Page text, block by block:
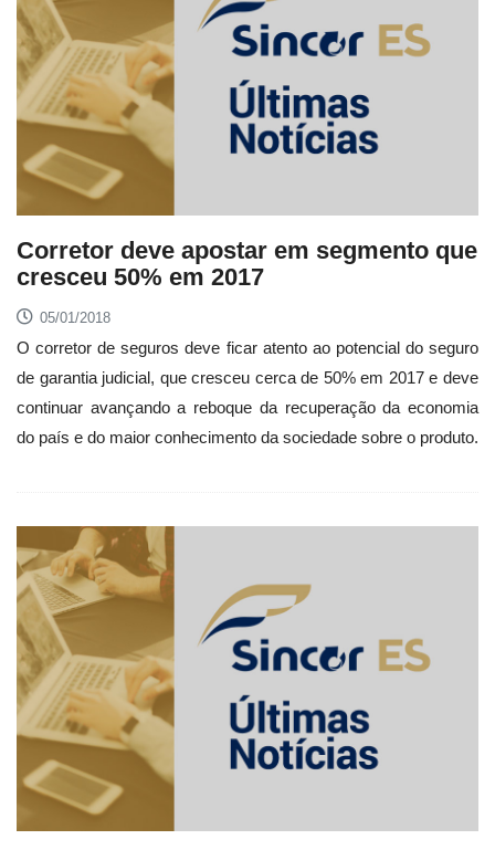
Corretor deve apostar em segmento que
cresceu 50% em 2017
05/01/2018
O corretor de seguros deve ficar atento ao potencial do seguro
de garantia judicial, que cresceu cerca de 50% em 2017 e deve
continuar avançando a reboque da recuperação da economia
do país e do maior conhecimento da sociedade sobre o produto.